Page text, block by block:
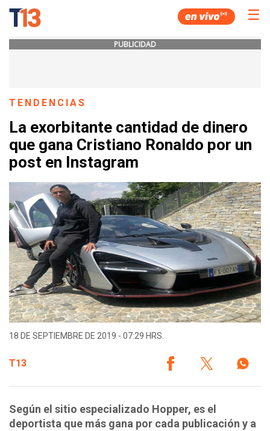
☰
PUBLICIDAD
TENDENCIAS
La exorbitante cantidad de dinero
que gana Cristiano Ronaldo por un
post en Instagram
18 DE SEPTIEMBRE DE 2019 - 07:29 HRS.
T13
Según el sitio especializado Hopper, es el
deportista que más gana por cada publicación y a